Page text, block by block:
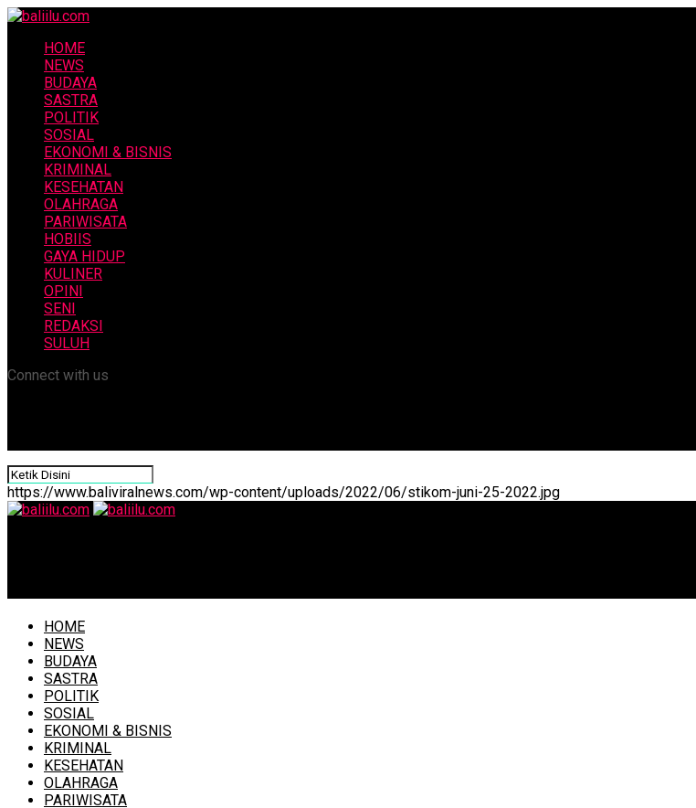
HOME
NEWS
BUDAYA
SASTRA
POLITIK
SOSIAL
EKONOMI & BISNIS
KRIMINAL
KESEHATAN
OLAHRAGA
PARIWISATA
HOBIIS
GAYA HIDUP
KULINER
OPINI
SENI
REDAKSI
SULUH
Connect with us
https://www.baliviralnews.com/wp-content/uploads/2022/06/stikom-juni-25-2022.jpg
HOME
NEWS
BUDAYA
SASTRA
POLITIK
SOSIAL
EKONOMI & BISNIS
KRIMINAL
KESEHATAN
OLAHRAGA
PARIWISATA